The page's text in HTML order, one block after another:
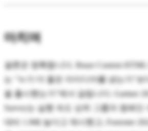
마치며
결론은 명확합니다. Braze Custom HTML
는 "누가 더 좋은 아이디어를 냈는가"보
을 출시했는가"에서 갈립니다. Gartner
Survey는 실행 속도 상위 그룹의 캠페인
대비 1.9배 높다고 제시했고, Forrester